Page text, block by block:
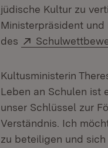
jüdische Kultur zu
Ministerpräsident
des
Extern:
Kultusministerin
Leben an Schulen ist
unser Schlüssel zur
Verständnis. Ich
zu beteiligen und